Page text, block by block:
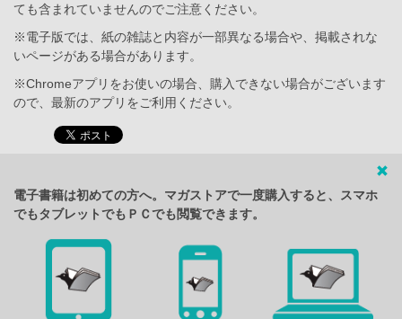
ても含まれていませんのでご注意ください。
※電子版では、紙の雑誌と内容が一部異なる場合や、掲載されな
いページがある場合があります。
※Chromeアプリをお使いの場合、購入できない場合がございます
ので、最新のアプリをご利用ください。
電子書籍は初めての方へ。マガストアで一度購入すると、スマホ
でもタブレットでもＰＣでも閲覧できます。